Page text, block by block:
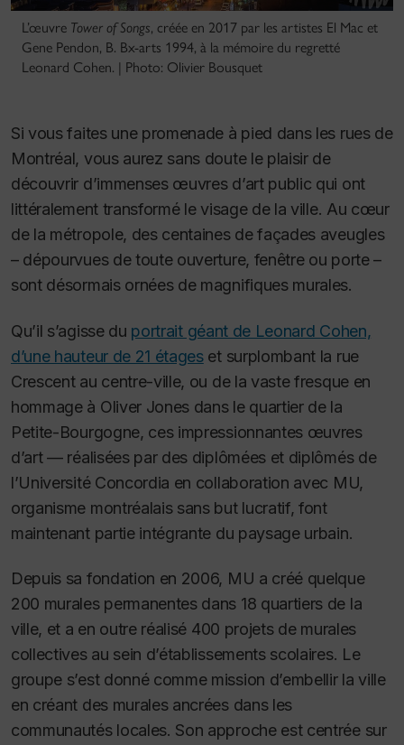
L’œuvre Tower of Songs, créée en 2017 par les artistes El Mac et
Gene Pendon, B. Bx-arts 1994, à la mémoire du regretté
Leonard Cohen. | Photo: Olivier Bousquet
Si vous faites une promenade à pied dans les rues de
Montréal, vous aurez sans doute le plaisir de
découvrir d’immenses œuvres d’art public qui ont
littéralement transformé le visage de la ville. Au cœur
de la métropole, des centaines de façades aveugles
– dépourvues de toute ouverture, fenêtre ou porte –
sont désormais ornées de magnifiques murales.
Qu’il s’agisse du portrait géant de Leonard Cohen,
d’une hauteur de 21 étageset surplombant la rue
Crescent au centre-ville, ou de la vaste fresque en
hommage à Oliver Jones dans le quartier de la
Petite-Bourgogne, ces impressionnantes œuvres
d’art — réalisées par des diplômées et diplômés de
l’Université Concordia en collaboration avec MU,
organisme montréalais sans but lucratif, font
maintenant partie intégrante du paysage urbain.
Depuis sa fondation en 2006, MU a créé quelque
200 murales permanentes dans 18 quartiers de la
ville, et a en outre réalisé 400 projets de murales
collectives au sein d’établissements scolaires. Le
groupe s’est donné comme mission d’embellir la ville
en créant des murales ancrées dans les
communautés locales. Son approche est centrée sur